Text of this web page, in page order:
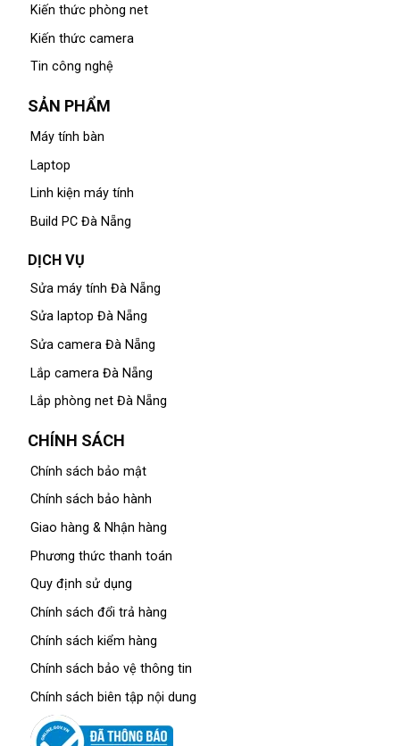
Kiến thức phòng net
Kiến thức camera
Tin công nghệ
SẢN PHẨM
Máy tính bàn
Laptop
Linh kiện máy tính
Build PC Đà Nẵng
DỊCH VỤ
Sửa máy tính Đà Nẵng
Sửa laptop Đà Nẵng
Sửa camera Đà Nẵng
Lắp camera Đà Nẵng
Lắp phòng net Đà Nẵng
CHÍNH SÁCH
Chính sách bảo mật
Chính sách bảo hành
Giao hàng & Nhận hàng
Phương thức thanh toán
Quy định sử dụng
Chính sách đổi trả hàng
Chính sách kiểm hàng
Chính sách bảo vệ thông tin
Chính sách biên tập nội dung